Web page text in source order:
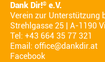
Dank Dir!® e.V.
Verein zur Unterstützung
Strehlgasse 25 | A-1190
Tel: +43 664 35 77 321
Email: office@dankdir.at
Facebook